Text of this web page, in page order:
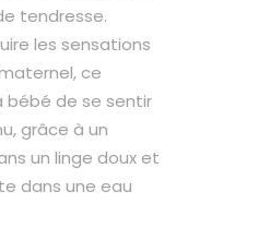
tendresse.
les sensations
ce
de se sentir
grâce à un
un linge doux et
dans une eau